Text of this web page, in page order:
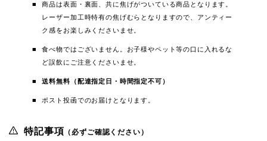
商品は表面・裏面、共に焦げがついている商品となります。
レーザー加工時特有の焦げむらとなりますので、アンティー
ク感をお楽しみくださいませ。
食べ物ではございません。お子様やペット等の口に入れるな
ど誤飲にご注意くださいませ。
送料無料（配達指定日・時間指定不可）
ポスト投函でのお届けとなります。
特記事項 （必ずご確認ください）